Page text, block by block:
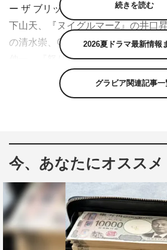
ー ザ ブリッジ THE MOVIE』の飯
下山天、『ヌイグルマーZ』の井口
の清水崇、CMやMV等の映像制作と
伸一、『怒り』の李相日の6人。そ
る楽曲「ハンマー（48億のブルース
「ラブレター」「少年の詩」「情熱
を生み出した。
主演キャスト陣には、尾野真千子
優香、永瀬正敏、豊川悦司とそうそ
り。さらに東京03の角田晃広、高橋
雅也、西村雅彦、要潤、新井浩文、
三浦貴大、E-girlsの石井杏奈らが脇
続きを読む
2026夏ドラマ最新情報
グラビア関連記事一
今、あなたにオススメ